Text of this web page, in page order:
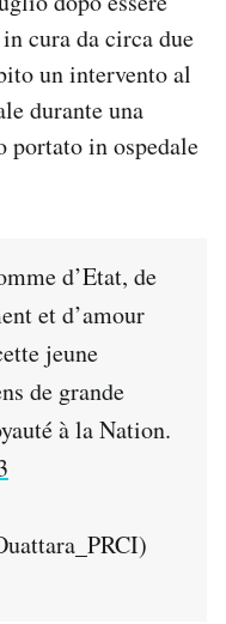
cura da circa due
un intervento al
durante una
portato in ospedale
d’Etat, de
et d’amour
jeune
de grande
à la Nation.